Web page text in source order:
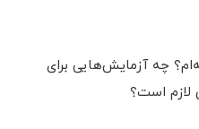
چه آزمایش‌هایی برای
لازم است؟